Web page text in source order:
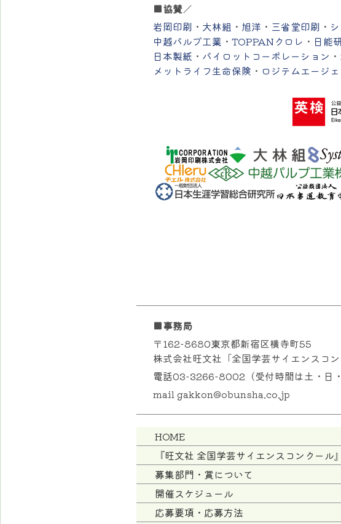
■協賛／
岩岡印刷 ・ 大林組 ・ 旭洋 ・ 三省堂印刷 ・
中越パルプ工業 ・ TOPPANクロレ ・ 日能
日本製紙 ・ パイロットコーポレーション ・
メットライフ生命保険 ・ ロジテムエージ
■事務局
〒162-8680東京都新宿区横寺町55
株式会社旺文社「全国学芸サイエンスコ
電話03-3266-8002（受付時間は土・日
mail gakkon@obunsha.co.jp
HOME
『旺文社 全国学芸サイエンスコンクール
募集部門・賞について
開催スケジュール
応募要項・応募方法